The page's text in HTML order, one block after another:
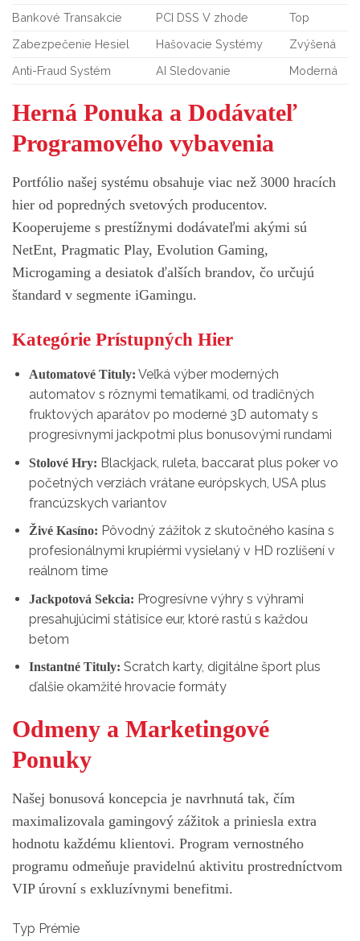
Bankové Transakcie
PCI DSS V zhode
Top
Zabezpečenie Hesiel
Hašovacie Systémy
Zvýšená
Anti-Fraud Systém
AI Sledovanie Moderná
Herná Ponuka a Dodávateľ
Programového vybavenia
Portfólio našej systému obsahuje viac než 3000 hracích
hier od popredných svetových producentov.
Kooperujeme s prestížnymi dodávateľmi akými sú
NetEnt, Pragmatic Play, Evolution Gaming,
Microgaming a desiatok ďalších brandov, čo určujú
štandard v segmente iGamingu.
Kategórie Prístupných Hier
Automatové Tituly: Veľká výber moderných
automatov s rôznymi tematikami, od tradičných
fruktových aparátov po moderné 3D automaty s
progresívnymi jackpotmi plus bonusovými rundami
Stolové Hry: Blackjack, ruleta, baccarat plus poker vo
početných verziách vrátane európskych, USA plus
francúzskych variantov
Živé Kasíno: Pôvodný zážitok z skutočného kasína s
profesionálnymi krupiérmi vysielaný v HD rozlíšení v
reálnom time
Jackpotová Sekcia: Progresívne výhry s výhrami
presahujúcimi státisíce eur, ktoré rastú s každou
betom
Instantné Tituly: Scratch karty, digitálne šport plus
ďalšie okamžité hrovacie formáty
Odmeny a Marketingové
Ponuky
Našej bonusová koncepcia je navrhnutá tak, čím
maximalizovala gamingový zážitok a priniesla extra
hodnotu každému klientovi. Program vernostného
programu odmeňuje pravidelnú aktivitu prostredníctvom
VIP úrovní s exkluzívnymi benefitmi.
Typ Prémie